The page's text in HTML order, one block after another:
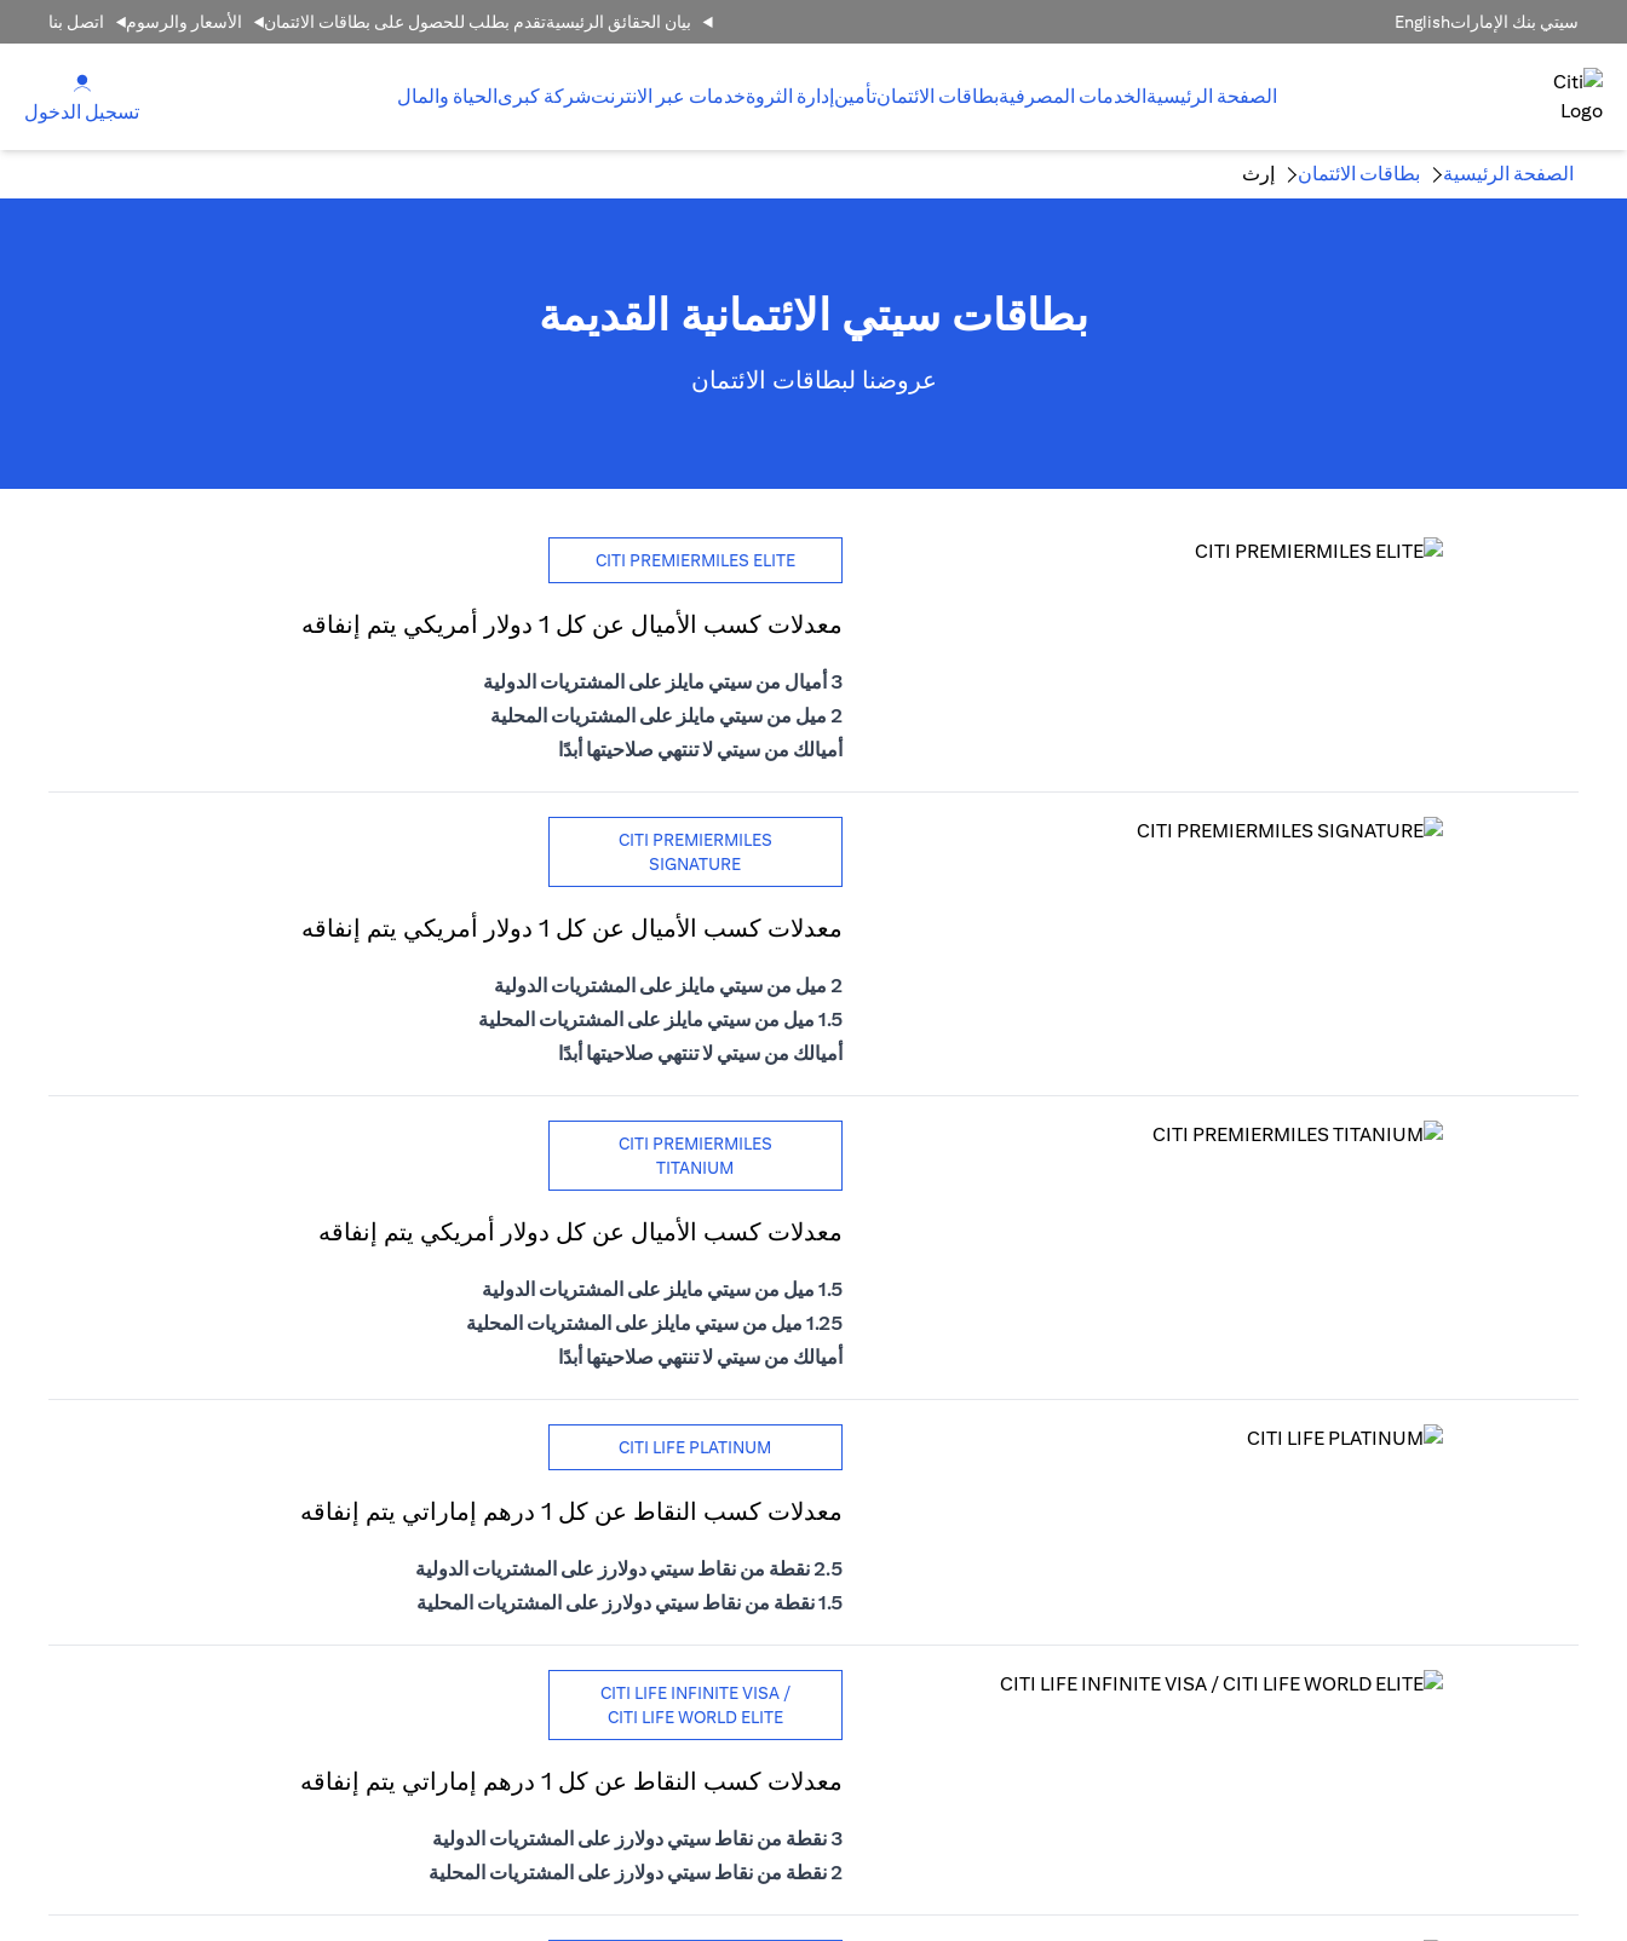
سيتي بنك الإماراتEnglish بيان الحقائق الرئيسيةتقدم بطلب للحصول على بطاقات الائتمان الأسعار والرسوم اتصل بنا
الصفحة الرئيسيةالخدمات المصرفيةبطاقات الائتمانتأمينإدارة الثروةخدمات عبر الانترنتشركة كبرىالحياة والمال
تسجيل الدخول
الصفحة الرئيسية بطاقات الائتمان إرث
بطاقات سيتي الائتمانية القديمة
عروضنا لبطاقات الائتمان
CITI PREMIERMILES ELITE
معدلات كسب الأميال عن كل 1 دولار أمريكي يتم إنفاقه
3 أميال من سيتي مايلز على المشتريات الدولية
2 ميل من سيتي مايلز على المشتريات المحلية
أميالك من سيتي لا تنتهي صلاحيتها أبدًا
CITI PREMIERMILES
SIGNATURE
معدلات كسب الأميال عن كل 1 دولار أمريكي يتم إنفاقه
2 ميل من سيتي مايلز على المشتريات الدولية
1.5 ميل من سيتي مايلز على المشتريات المحلية
أميالك من سيتي لا تنتهي صلاحيتها أبدًا
CITI PREMIERMILES
TITANIUM
معدلات كسب الأميال عن كل دولار أمريكي يتم إنفاقه
1.5 ميل من سيتي مايلز على المشتريات الدولية
1.25 ميل من سيتي مايلز على المشتريات المحلية
أميالك من سيتي لا تنتهي صلاحيتها أبدًا
CITI LIFE PLATINUM
معدلات كسب النقاط عن كل 1 درهم إماراتي يتم إنفاقه
2.5 نقطة من نقاط سيتي دولارز على المشتريات الدولية
1.5 نقطة من نقاط سيتي دولارز على المشتريات المحلية
CITI LIFE INFINITE VISA /
CITI LIFE WORLD ELITE
معدلات كسب النقاط عن كل 1 درهم إماراتي يتم إنفاقه
3 نقطة من نقاط سيتي دولارز على المشتريات الدولية
2 نقطة من نقاط سيتي دولارز على المشتريات المحلية